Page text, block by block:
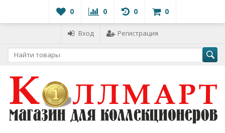
0 0 0 0
Вход Регистрация